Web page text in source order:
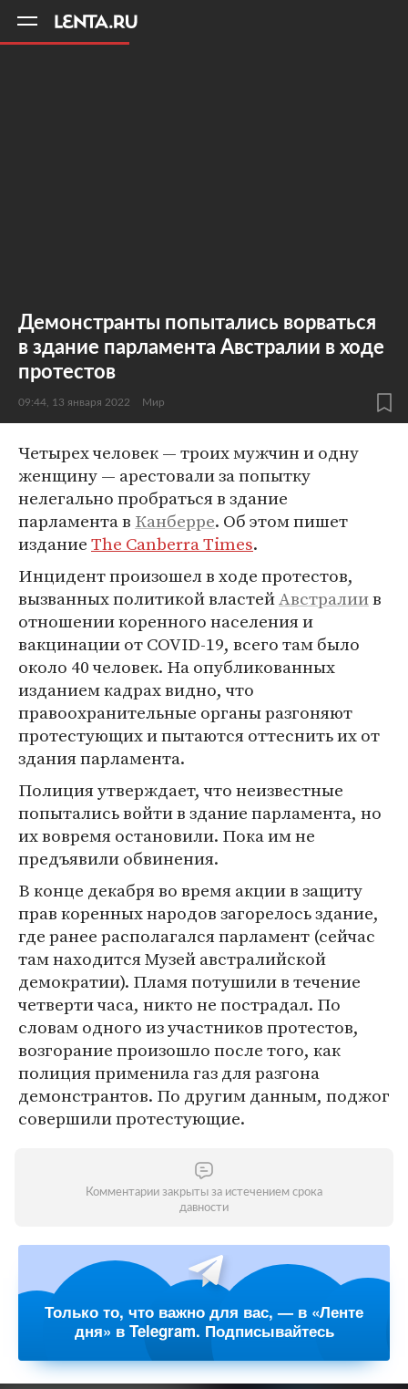
Демонстранты попытались ворваться
в здание парламента Австралии в ходе
протестов
09:44, 13 января 2022 Мир
Четырех человек — троих мужчин и одну
женщину — арестовали за попытку
нелегально пробраться в здание
парламента в Канберре. Об этом пишет
изданиеThe Canberra Times.
Инцидент произошел в ходе протестов,
вызванных политикой властейАвстралиив
отношении коренного населения и
вакцинации от COVID-19, всего там было
около 40 человек. На опубликованных
изданием кадрах видно, что
правоохранительные органы разгоняют
протестующих и пытаются оттеснить их от
здания парламента.
Полиция утверждает, что неизвестные
попытались войти в здание парламента, но
их вовремя остановили. Пока им не
предъявили обвинения.
В конце декабря во время акции в защиту
прав коренных народов загорелось здание,
где ранее располагался парламент (сейчас
там находится Музей австралийской
демократии). Пламя потушили в течение
четверти часа, никто не пострадал. По
словам одного из участников протестов,
возгорание произошло после того, как
полиция применила газ для разгона
демонстрантов. По другим данным, поджог
совершили протестующие.
Комментарии закрыты за истечением срока
давности
Только то, что важно для вас, — в «Ленте
дня» в Telegram. Подписывайтесь